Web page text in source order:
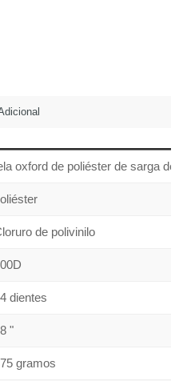
oxford de poliéster de sarga de
de polivinilo
dientes
"
gramos